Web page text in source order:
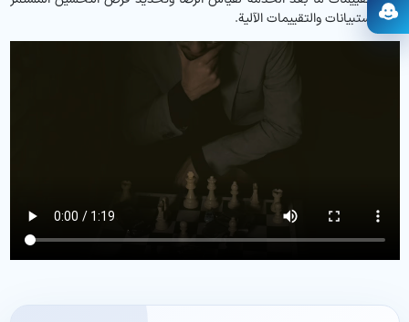
عبر الاستبيانات والتقييمات الآلية.
فتح المساعد